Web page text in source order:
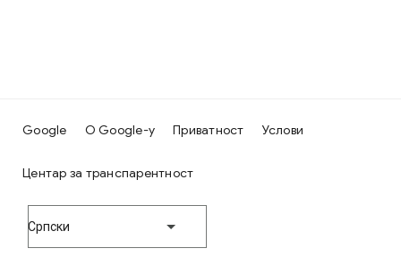
Google О Google-у Приватност Услови
Центар за транспарентност
Српски